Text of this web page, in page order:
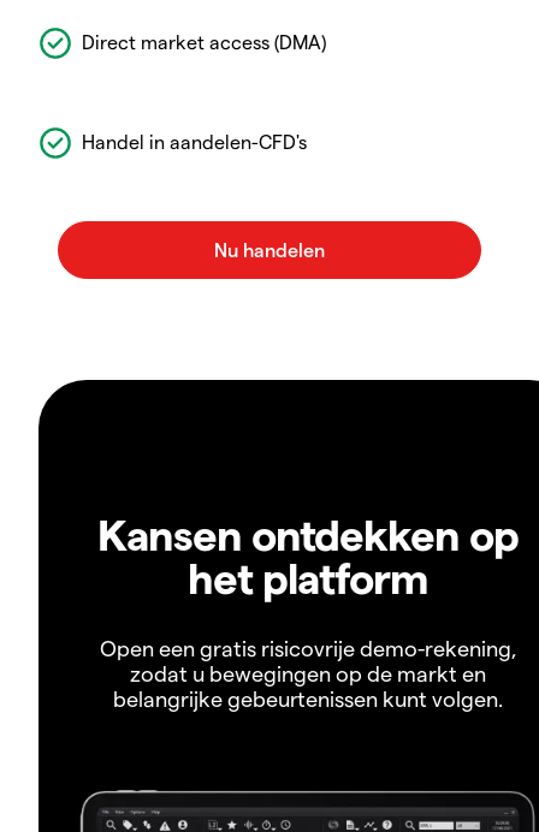
Direct market access (DMA)
Handel in aandelen-CFD's
Kansen ontdekken op
het platform
Open een gratis risicovrije demo-rekening,
zodat u bewegingen op de markt en
belangrijke gebeurtenissen kunt volgen.